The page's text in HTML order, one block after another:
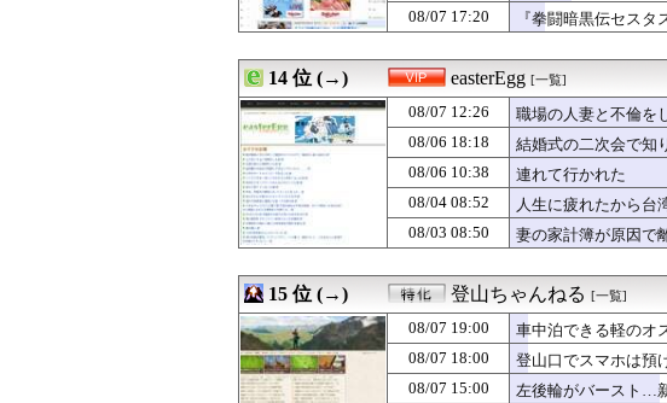
08/07 17:47
コールセンター勤務で待ちのお客
08/07 17:47
【映画】プロの声優で観たかった
08/07 17:45
【公示】DeNA、ビド・若松が登
08/07 17:45
【50％還元！】講談社セール『伍
08/07 17:45
【悲報】風呂敷を広げすぎて残念
08/07 17:45
ベランダがカメムシの終の住処に
08/07 17:40
X民「クレーンゲームで飲むヨー
08/07 17:40
金川紗耶ちゃん、rienda 20周年を
08/07 17:40
海外「桁違いだ」日本のオンライ
08/07 17:39
同性から見て魅力のない女性
08/07 17:39
バイト先に明るくて綺麗でスタイ
08/07 17:37
韓国陸軍の射撃訓練中だった
08/07 17:36
【画像】森山みなみアナの見返り
ｗｗ
08/07 17:20
『拳闘暗黒伝セス
14 位 (→) easterEgg [一覧]
08/07 12:26
職場の人妻と不倫を
08/06 18:18
結婚式の二次会で知
08/06 10:38
連れて行かれた
08/04 08:52
人生に疲れたから台
08/03 08:50
妻の家計簿が原因で
15 位 (→) 登山ちゃんねる [一覧]
08/07 19:00
車中泊できる軽のオ
08/07 18:00
登山口でスマホは預
08/07 15:00
左後輪がバースト…